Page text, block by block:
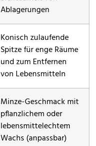
Ablagerungen
Konisch zulaufende
Spitze für enge Räume
und zum Entfernen
von Lebensmitteln
Minze-Geschmack mit
pflanzlichem oder
lebensmittelechtem
Wachs (anpassbar)